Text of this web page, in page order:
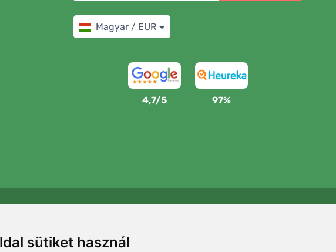
sütiket használ
Magyar / EUR
4,7/5 97%
Minden megrendelésért ültetünk egy fát! Bővebben
Rólunk.